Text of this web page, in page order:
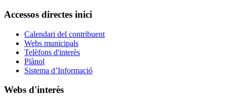
Accessos directes inici
Calendari del contribuent
Webs municipals
Telèfons d'interès
Plànol
Sistema d’Informació
Webs d'interès